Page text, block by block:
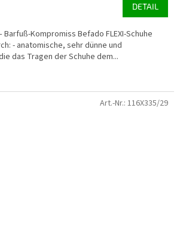
DETAIL
Barfuß-Kompromiss Befado FLEXI-Schuhe
- anatomische, sehr dünne und
das Tragen der Schuhe dem...
Art.-Nr.: 116X335/29